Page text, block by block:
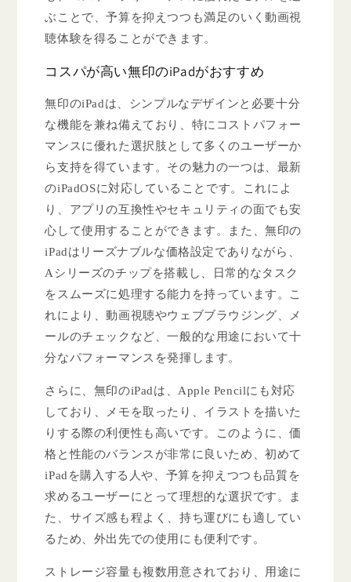
ぶことで、予算を抑えつつも満足のいく動画視
聴体験を得ることができます。
コスパが高い無印のiPadがおすすめ
無印のiPadは、シンプルなデザインと必要十分
な機能を兼ね備えており、特にコストパフォー
マンスに優れた選択肢として多くのユーザーか
ら支持を得ています。その魅力の一つは、最新
のiPadOSに対応していることです。これによ
り、アプリの互換性やセキュリティの面でも安
心して使用することができます。また、無印の
iPadはリーズナブルな価格設定でありながら、
Aシリーズのチップを搭載し、日常的なタスク
をスムーズに処理する能力を持っています。こ
れにより、動画視聴やウェブブラウジング、メ
ールのチェックなど、一般的な用途において十
分なパフォーマンスを発揮します。
さらに、無印のiPadは、Apple Pencilにも対応
しており、メモを取ったり、イラストを描いた
りする際の利便性も高いです。このように、価
格と性能のバランスが非常に良いため、初めて
iPadを購入する人や、予算を抑えつつも品質を
求めるユーザーにとって理想的な選択です。ま
た、サイズ感も程よく、持ち運びにも適してい
るため、外出先での使用にも便利です。
ストレージ容量も複数用意されており、用途に